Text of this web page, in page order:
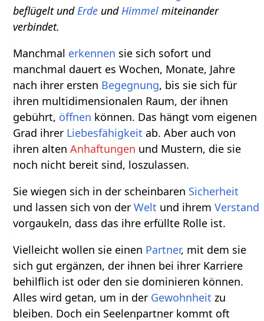
beflügelt undErde undHimmel miteinander
verbindet.
Manchmal erkennen sie sich sofort und
manchmal dauert es Wochen, Monate, Jahre
nach ihrer ersten Begegnung, bis sie sich für
ihren multidimensionalen Raum, der ihnen
gebührt, öffnen können. Das hängt vom eigenen
Grad ihrer Liebesfähigkeit ab. Aber auch von
ihren altenAnhaftungen und Mustern, die sie
noch nicht bereit sind, loszulassen.
Sie wiegen sich in der scheinbaren Sicherheit
und lassen sich von derWelt und ihremVerstand
vorgaukeln, dass das ihre erfüllte Rolle ist.
Vielleicht wollen sie einen Partner, mit dem sie
sich gut ergänzen, der ihnen bei ihrer Karriere
behilflich ist oder den sie dominieren können.
Alles wird getan, um in der Gewohnheit zu
bleiben. Doch ein Seelenpartner kommt oft